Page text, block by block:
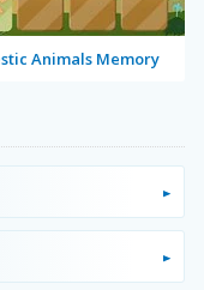
Animals Memory